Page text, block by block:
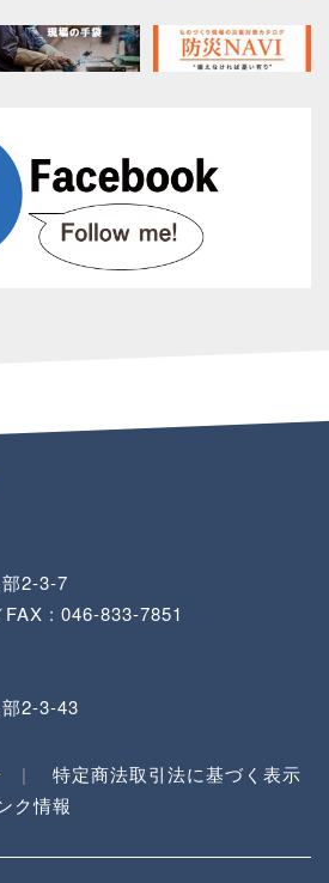
2-3-7
FAX : 046-833-7851
2-3-43
特定商法取引法に基づく表示
ク情報